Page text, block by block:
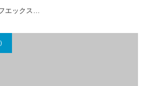
エックス…